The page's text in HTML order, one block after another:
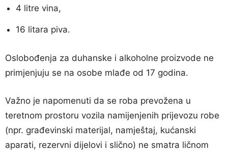
4 litre vina,
16 litara piva.
Oslobođenja za duhanske i alkoholne proizvode ne
primjenjuju se na osobe mlađe od 17 godina.
Važno je napomenuti da se roba prevožena u
teretnom prostoru vozila namijenjenih prijevozu robe
(npr. građevinski materijal, namještaj, kućanski
aparati, rezervni dijelovi i slično) ne smatra ličnom